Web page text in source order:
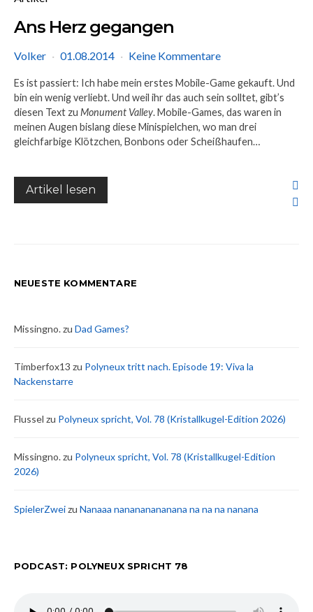
Ans Herz gegangen
Volker 01.08.2014 Keine Kommentare
Es ist passiert: Ich habe mein erstes Mobile-Game gekauft. Und
bin ein wenig verliebt. Und weil ihr das auch sein solltet, gibt’s
diesen Text zu Monument Valley. Mobile-Games, das waren in
meinen Augen bislang diese Minispielchen, wo man drei
gleichfarbige Klötzchen, Bonbons oder Scheißhaufen…
Artikel lesen
NEUESTE KOMMENTARE
Missingno.zu Dad Games?
Timberfox13 zu Polyneux tritt nach. Episode 19: Viva la
Nackenstarre
Flussel zu Polyneux spricht, Vol. 78 (Kristallkugel-Edition 2026)
Missingno.zu Polyneux spricht, Vol. 78 (Kristallkugel-Edition
2026)
SpielerZweizu Nanaaa nanananananana na na na nanana
PODCAST: POLYNEUX SPRICHT 78